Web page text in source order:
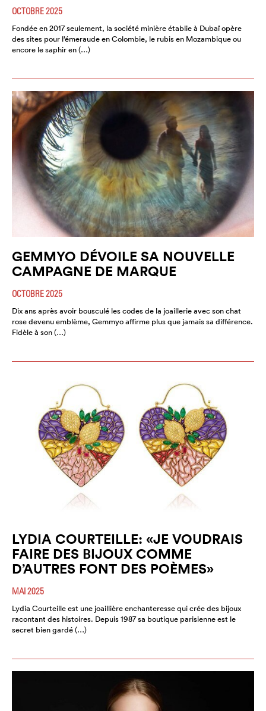
OCTOBRE 2025
Fondée en 2017 seulement, la société minière établie à Dubaï opère
des sites pour l’émeraude en Colombie, le rubis en Mozambique ou
encore le saphir en (…)
GEMMYO DÉVOILE SA NOUVELLE
CAMPAGNE DE MARQUE
OCTOBRE 2025
Dix ans après avoir bousculé les codes de la joaillerie avec son chat
rose devenu emblème, Gemmyo affirme plus que jamais sa différence.
Fidèle à son (…)
LYDIA COURTEILLE: «JE VOUDRAIS
FAIRE DES BIJOUX COMME
D’AUTRES FONT DES POÈMES»
MAI 2025
Lydia Courteille est une joaillière enchanteresse qui crée des bijoux
racontant des histoires. Depuis 1987 sa boutique parisienne est le
secret bien gardé (…)